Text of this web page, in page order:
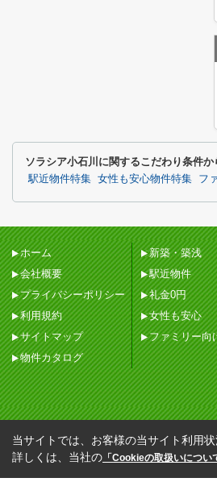
ソラシア小石川に関するこだわり条件か
駅近物件特集 女性も安心物件特集 フ
ホーム
会社概要
プライバシーポリシー
利用規約
サイトマップ
物件カタログ
新築・築浅
駅近物件
礼金0円
女性も安心
ファミリー向
当サイトでは、お客様の当サイト利用
詳しくは、当社の 「Cookieの取扱いについ